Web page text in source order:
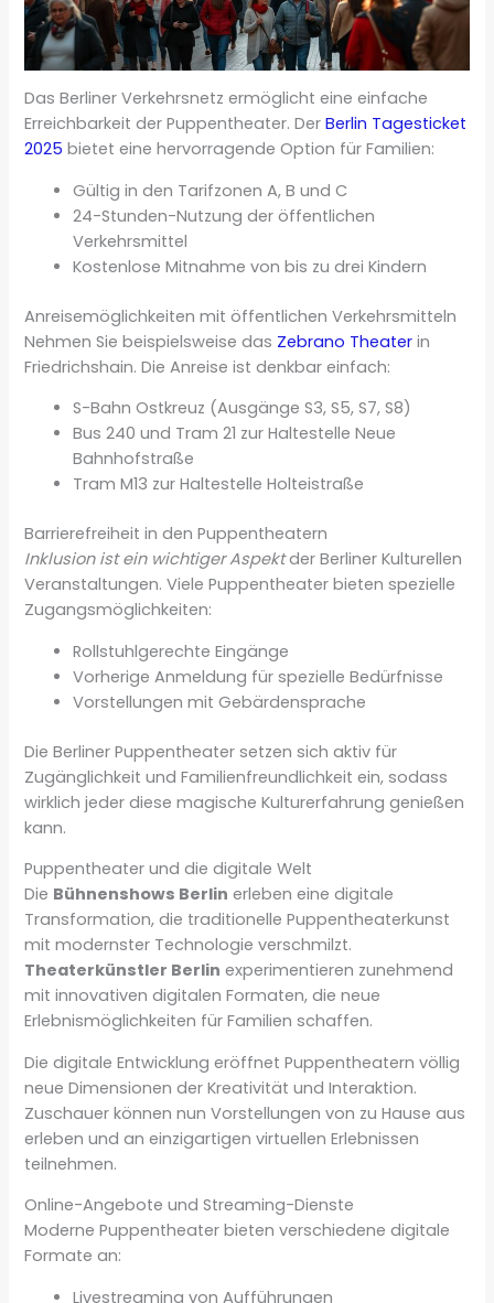
Das Berliner Verkehrsnetz ermöglicht eine einfache
Erreichbarkeit der Puppentheater. DerBerlin Tagesticket
2025 bietet eine hervorragende Option für Familien:
Gültig in den Tarifzonen A, B und C
24-Stunden-Nutzung der öffentlichen
Verkehrsmittel
Kostenlose Mitnahme von bis zu drei Kindern
Anreisemöglichkeiten mit öffentlichen Verkehrsmitteln
Nehmen Sie beispielsweise das Zebrano Theater in
Friedrichshain. Die Anreise ist denkbar einfach:
S-Bahn Ostkreuz (Ausgänge S3, S5, S7, S8)
Bus 240 und Tram 21 zur Haltestelle Neue
Bahnhofstraße
Tram M13 zur Haltestelle Holteistraße
Barrierefreiheit in den Puppentheatern
Inklusion ist ein wichtiger Aspektder Berliner Kulturellen
Veranstaltungen. Viele Puppentheater bieten spezielle
Zugangsmöglichkeiten:
Rollstuhlgerechte Eingänge
Vorherige Anmeldung für spezielle Bedürfnisse
Vorstellungen mit Gebärdensprache
Die Berliner Puppentheater setzen sich aktiv für
Zugänglichkeit und Familienfreundlichkeit ein, sodass
wirklich jeder diese magische Kulturerfahrung genießen
kann.
Puppentheater und die digitale Welt
Die Bühnenshows Berlin erleben eine digitale
Transformation, die traditionelle Puppentheaterkunst
mit modernster Technologie verschmilzt.
Theaterkünstler Berlin experimentieren zunehmend
mit innovativen digitalen Formaten, die neue
Erlebnismöglichkeiten für Familien schaffen.
Die digitale Entwicklung eröffnet Puppentheatern völlig
neue Dimensionen der Kreativität und Interaktion.
Zuschauer können nun Vorstellungen von zu Hause aus
erleben und an einzigartigen virtuellen Erlebnissen
teilnehmen.
Online-Angebote und Streaming-Dienste
Moderne Puppentheater bieten verschiedene digitale
Formate an:
Livestreaming von Aufführungen